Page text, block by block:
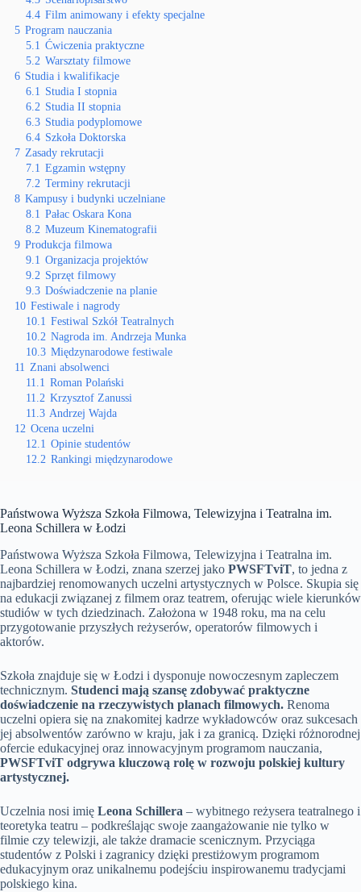
4.4 Film animowany i efekty specjalne
5 Program nauczania
5.1 Ćwiczenia praktyczne
5.2 Warsztaty filmowe
6 Studia i kwalifikacje
6.1 Studia I stopnia
6.2 Studia II stopnia
6.3 Studia podyplomowe
6.4 Szkoła Doktorska
7 Zasady rekrutacji
7.1 Egzamin wstępny
7.2 Terminy rekrutacji
8 Kampusy i budynki uczelniane
8.1 Pałac Oskara Kona
8.2 Muzeum Kinematografii
9 Produkcja filmowa
9.1 Organizacja projektów
9.2 Sprzęt filmowy
9.3 Doświadczenie na planie
10 Festiwale i nagrody
10.1 Festiwal Szkół Teatralnych
10.2 Nagroda im. Andrzeja Munka
10.3 Międzynarodowe festiwale
11 Znani absolwenci
11.1 Roman Polański
11.2 Krzysztof Zanussi
11.3 Andrzej Wajda
12 Ocena uczelni
12.1 Opinie studentów
12.2 Rankingi międzynarodowe
Państwowa Wyższa Szkoła Filmowa, Telewizyjna i Teatralna im.
Leona Schillera w Łodzi
Państwowa Wyższa Szkoła Filmowa, Telewizyjna i Teatralna im.
Leona Schillera w Łodzi, znana szerzej jako PWSFTviT, to jedna z
najbardziej renomowanych uczelni artystycznych w Polsce. Skupia się
na edukacji związanej z filmem oraz teatrem, oferując wiele kierunków
studiów w tych dziedzinach. Założona w 1948 roku, ma na celu
przygotowanie przyszłych reżyserów, operatorów filmowych i
aktorów.
Szkoła znajduje się w Łodzi i dysponuje nowoczesnym zapleczem
technicznym. Studenci mają szansę zdobywać praktyczne
doświadczenie na rzeczywistych planach filmowych. Renoma
uczelni opiera się na znakomitej kadrze wykładowców oraz sukcesach
jej absolwentów zarówno w kraju, jak i za granicą. Dzięki różnorodnej
ofercie edukacyjnej oraz innowacyjnym programom nauczania,
PWSFTviT odgrywa kluczową rolę w rozwoju polskiej kultury
artystycznej.
Uczelnia nosi imię Leona Schillera – wybitnego reżysera teatralnego i
teoretyka teatru – podkreślając swoje zaangażowanie nie tylko w
filmie czy telewizji, ale także dramacie scenicznym. Przyciąga
studentów z Polski i zagranicy dzięki prestiżowym programom
edukacyjnym oraz unikalnemu podejściu inspirowanemu tradycjami
polskiego kina.